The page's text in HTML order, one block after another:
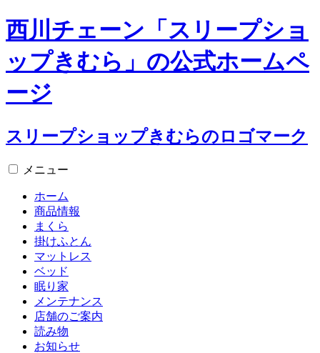
西川チェーン「スリープショ
ップきむら」の公式ホームペ
ージ
スリープショップきむらのロゴマーク
メニュー
ホーム
商品情報
まくら
掛けふとん
マットレス
ベッド
眠り家
メンテナンス
店舗のご案内
読み物
お知らせ